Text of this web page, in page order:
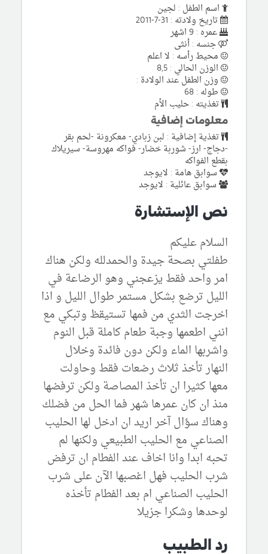
اسم الطفل : لجين
تاريخ ولادته : 31-7-2011
عمره : 9 اشهر
جنسه : أنثى
محيط رأسه : لا اعلم
الوزن الحالي : 8,5
وزن الطفل عند الولادة :
طوله : 68
تغذيته : حليب الأم
معلومات إضافية
تغذية إضافية : لبن زبادي- معكرونة -لحم بقر
-دجاج- ارز- شوربة خضار- فواكه مهروسة- سيريلاك
بقطع الفواكه
سوابق هامة : لايوجد
سوابق عائلية : لايوجد
نص الإستشارة
السلام عليكم
طفلتي بصحة جيدة والحمدلله ولكن هناك
امر واحد فقط يزعجني وهو الرضاعة في
الليل ترضع بشكل مستمر طوال الليل و اذا
اخرجت الثدي من فمها تستيقظ وتبكي مع
انني اطعمها وجبة طعام كاملة قبل النوم
واشربها الماء ولكن دون فائدة وخلال
النهار تأخذ ثلاث رضعات فقط وحاولت
معها كثيرا ان تأخذ المصاصة ولكن ترفضها
منذ ان كان عمرها شهر فما الحل من فضلك
وهناك سؤال آخر اريد ان ادخل لها الحليب
الصناعي مع الحليب الطبيعي ولكنها لم
تحبه ابدا وانا اخاف عند الفطام ان ترفض
شرب الحليب فهل اغصبها الآن على شرب
الحليب الصناعي ام بعد الفطام تأخذه
لوحدها وشكرا جزيلا
رد الطبيب